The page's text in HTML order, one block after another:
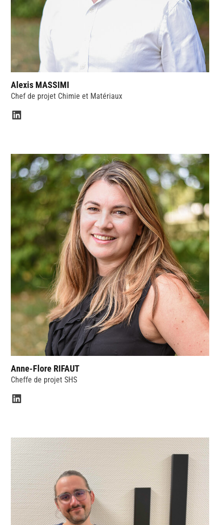
Alexis MASSIMI
Chef de projet Chimie et Matériaux
Anne-Flore RIFAUT
Cheffe de projet SHS